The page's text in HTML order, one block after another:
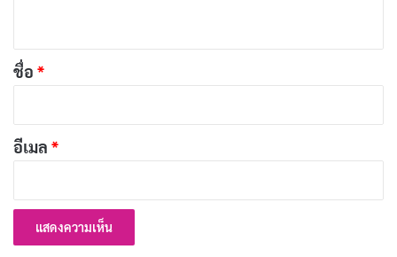
กล่าวง่ายๆ มันคือกลไกหรือส่วนต่อประสานที่อนุญาตให้
ข้อมูลกันได้อย่างเป็นระบบ โดยที่โปรแกรมเหล่านั้นไม่
จำเป็นต้องเห็นโค้ดภายในของกันและกัน จึงเปรียบเหมือน
ครัว (Server) แล้วส่งข้อมูลตอบกลับไปมาอย่างรวดเร็ว
*
ชื่อ *
อีเมล *